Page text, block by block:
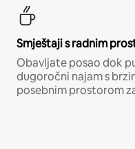
Smještaji s radnim
Obavljate posao dok
dugoročni najam s
posebnim prostorom